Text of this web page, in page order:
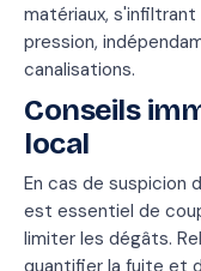
matériaux,
pression,
canalisations.
Conseils
local
En cas de suspicion
est essentiel de
limiter les dégâts.
quantifier la fuite et